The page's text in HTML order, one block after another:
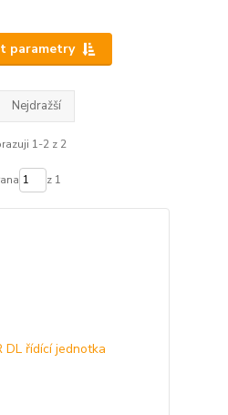
parametry
Nejdražší
1-2 z 2
z 1